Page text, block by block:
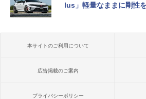
lus」軽量なままに剛性
本サイトのご利用について
広告掲載のご案内
プライバシーポリシー